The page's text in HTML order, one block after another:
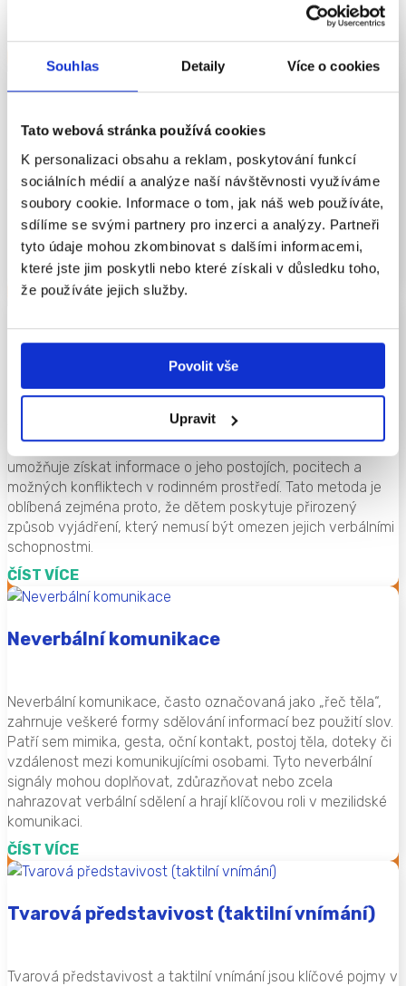
Souhlas Detaily Více o cookies
Tato webová stránka používá cookies
K personalizaci obsahu a reklam, poskytování funkcí
sociálních médií a analýze naší návštěvnosti využíváme
soubory cookie. Informace o tom, jak náš web používáte,
sdílíme se svými partnery pro inzerci a analýzy. Partneři
tyto údaje mohou zkombinovat s dalšími informacemi,
které jste jim poskytli nebo které získali v důsledku toho,
že používáte jejich služby.
Povolit vše
Upravit
ČÍST VÍCE
Interpretace při čtení znamená nejen pochopení doslovného
významu textu, ale i schopnost hledat skryté souvislosti,
předvídat děj a vyvozovat závěry. Děti se učí spojovat
informace z textu se svými zkušenostmi, což jim pomáhá
lépe chápat obsah a rozvíjet kritické myšlení.
ČÍST VÍCE
Kresba rodiny
v dětské psychologii k odhalení vnímání rodinných vztahů
dítětem. Dítě je požádáno, aby nakreslilo svou rodinu, což
umožňuje získat informace o jeho postojích, pocitech a
možných konfliktech v rodinném prostředí. Tato metoda je
oblíbená zejména proto, že dětem poskytuje přirozený
způsob vyjádření, který nemusí být omezen jejich verbálními
schopnostmi.
ČÍST VÍCE
Neverbální komunikace
Neverbální komunikace, často označovaná jako „řeč těla“,
zahrnuje veškeré formy sdělování informací bez použití slov.
Patří sem mimika, gesta, oční kontakt, postoj těla, doteky či
vzdálenost mezi komunikujícími osobami. Tyto neverbální
signály mohou doplňovat, zdůrazňovat nebo zcela
nahrazovat verbální sdělení a hrají klíčovou roli v mezilidské
komunikaci.
ČÍST VÍCE
Tvarová představivost (taktilní vnímání)
Tvarová představivost a taktilní vnímání jsou klíčové pojmy v